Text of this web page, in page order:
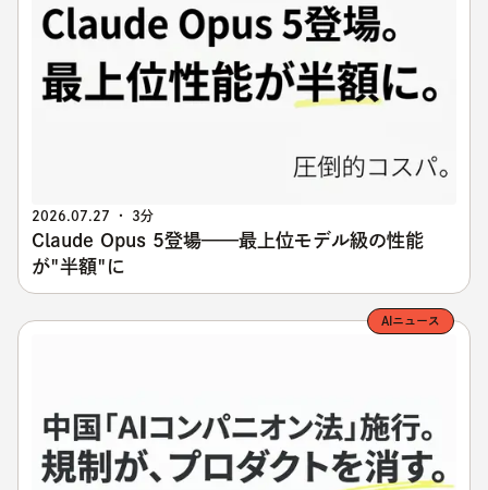
2026.07.27 ・ 3分
Claude Opus 5登場——最上位モデル級の性能
が"半額"に
AIニュース